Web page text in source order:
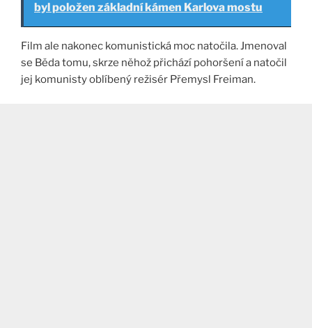
byl položen základní kámen Karlova mostu
Film ale nakonec komunistická moc natočila. Jmenoval
se Běda tomu, skrze něhož přichází pohoršení a natočil
jej komunisty oblíbený režisér Přemysl Freiman.